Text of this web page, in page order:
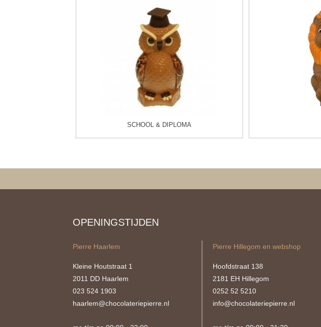
SCHOOL & DIPLOMA
OPENINGSTIJDEN
Pierre Haarlem
Kleine Houtstraat 1
2011 DD Haarlem
023 524 1903
haarlem@chocolateriepierre.nl
Pierre Hillegom en webshop
Hoofdstraat 138
2181 EH Hillegom
0252 52 5210
info@chocolateriepierre.nl